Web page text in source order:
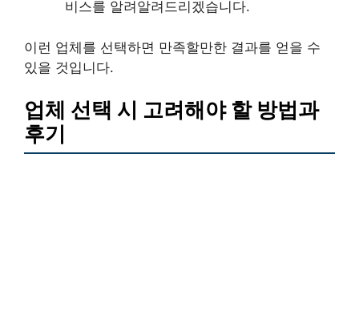
비스를 알려알려드리겠습니다.
이런 업체를 선택하면 만족할만한 결과를 얻을 수
있을 것입니다.
업체 선택 시 고려해야 할 방법과
후기